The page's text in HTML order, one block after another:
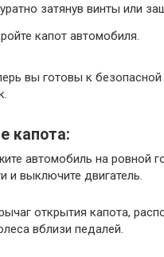
затянув винты или
капот автомобиля.
вы готовы к
капота:
автомобиль на ровной
и выключите двигатель.
открытия капота,
вблизи педалей.